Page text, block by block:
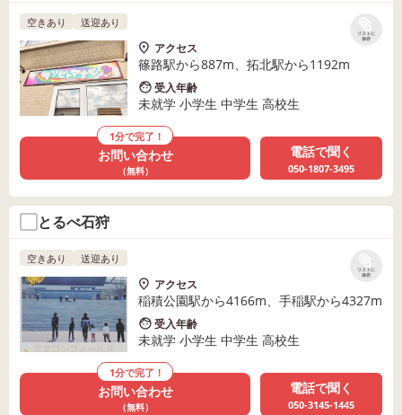
リストに
保存
空きあり 送迎あり
アクセス
篠路駅から887m、拓北駅から1192m
受入年齢
未就学 小学生 中学生 高校生
1分で完了！
お問い合わせ
（無料）
電話で聞く
050-1807-3495
とるべ石狩
リストに
保存
空きあり 送迎あり
アクセス
稲積公園駅から4166m、手稲駅から4327m
受入年齢
未就学 小学生 中学生 高校生
1分で完了！
お問い合わせ
（無料）
電話で聞く
050-3145-1445